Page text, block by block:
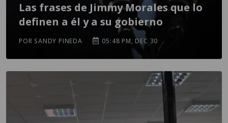
Las frases de Jimmy Morales que lo
definen a él y a su gobierno
POR SANDY PINEDA 05:48 PM, DEC 30